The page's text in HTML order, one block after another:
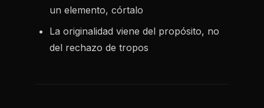
un elemento, córtalo
La originalidad viene del propósito, no
del rechazo de tropos